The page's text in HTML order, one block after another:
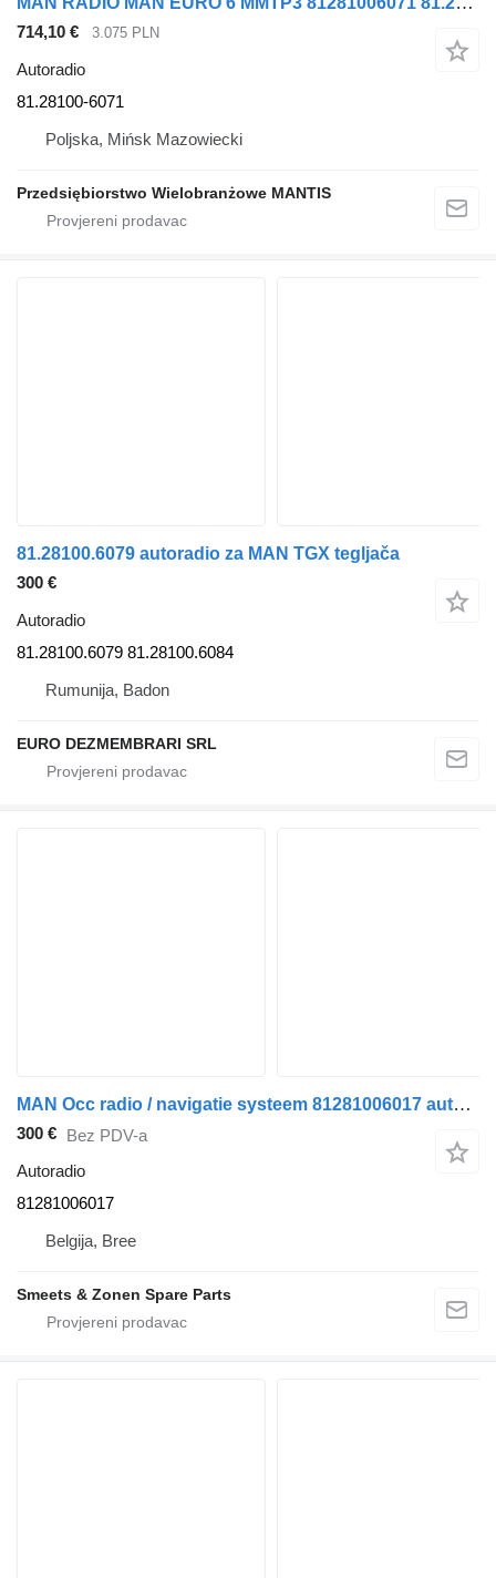
714,10 € 3.075 PLN
Autoradio
81.28100-6071
Poljska, Mińsk Mazowiecki
Przedsiębiorstwo Wielobranżowe MANTIS
81.28100.6079 autoradio za MAN TGX tegljača
300 €
Autoradio
81.28100.6079 81.28100.6084
Rumunija, Badon
EURO DEZMEMBRARI SRL
MAN Occ radio / navigatie systeem 81281006017 autoradio za tegljača
300 € Bez PDV-a
Autoradio
81281006017
Belgija, Bree
Smeets & Zonen Spare Parts